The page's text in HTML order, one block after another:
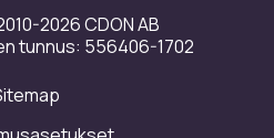
2026 CDON AB
tunnus: 556406-1702